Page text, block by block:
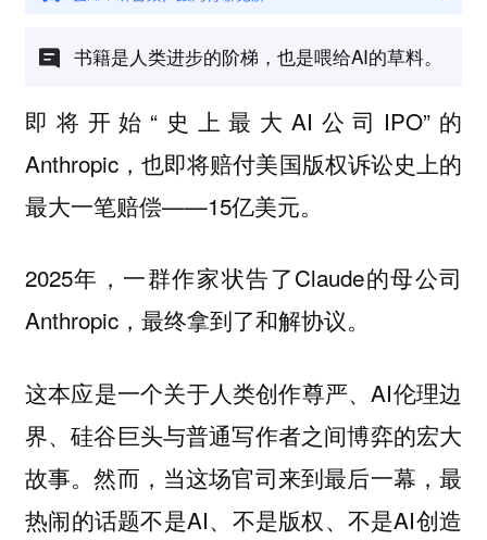
书籍是人类进步的阶梯，也是喂给AI的草料。
即将开始“史上最大AI公司IPO”的
Anthropic，也即将赔付美国版权诉讼史上的
最大一笔赔偿——15亿美元。
2025年，一群作家状告了Claude的母公司
Anthropic，最终拿到了和解协议。
这本应是一个关于人类创作尊严、AI伦理边
界、硅谷巨头与普通写作者之间博弈的宏大
故事。然而，当这场官司来到最后一幕，最
热闹的话题不是AI、不是版权、不是AI创造